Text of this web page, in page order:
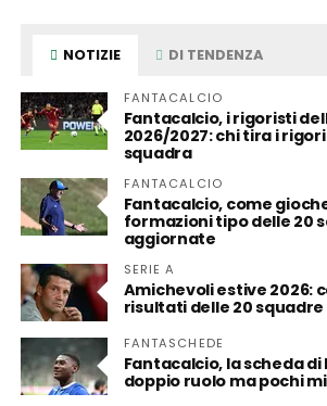
NOTIZIE DI TENDENZA
FANTACALCIO
Fantacalcio, i rigoristi
2026/2027: chi tira i
squadra
FANTACALCIO
Fantacalcio, come
formazioni tipo delle 20
aggiornate
SERIE A
Amichevoli estive 2026:
risultati delle 20 squadre
FANTASCHEDE
Fantacalcio, la scheda di
doppio ruolo ma pochi